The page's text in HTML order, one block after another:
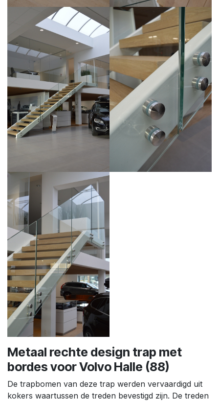
Metaal rechte design trap met
bordes voor Volvo Halle (88)
De trapbomen van deze trap werden vervaardigd uit
kokers waartussen de treden bevestigd zijn. De treden